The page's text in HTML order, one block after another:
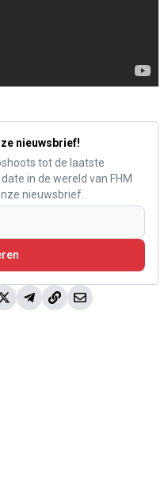
nieuwsbrief!
tot de laatste
in de wereld van FHM
nieuwsbrief.